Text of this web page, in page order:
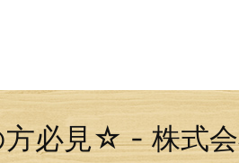
方必見☆ - 株式